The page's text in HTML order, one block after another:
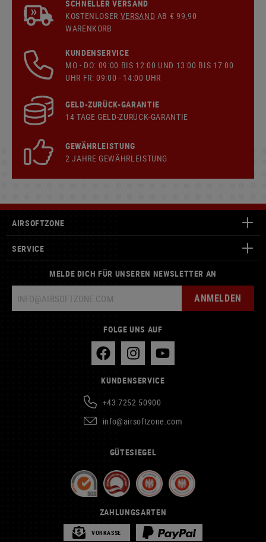
SCHNELLER VERSAND
KOSTENLOSER VERSAND AB € 99,90
WARENKORB
KUNDENSERVICE
MO - DO: 09:00 BIS 12:00 UND 13:00 BIS 17:00
UHR FR: 09:00 - 14:00 UHR
GELD-ZURÜCK-GARANTIE
14 TAGE GELD-ZURÜCK-GARANTIE
GEWÄHRLEISTUNG
2 JAHRE GEWÄHRLEISTUNG
AIRSOFTZONE
SERVICE
MELDE DICH FÜR UNSEREN NEWSLETTER AN
ANMELDEN
FOLGE UNS AUF
KUNDENSERVICE
+43 7252 50900
info@airsoftzone.com
GÜTESIEGEL
ZAHLUNGSARTEN
VORKASSE